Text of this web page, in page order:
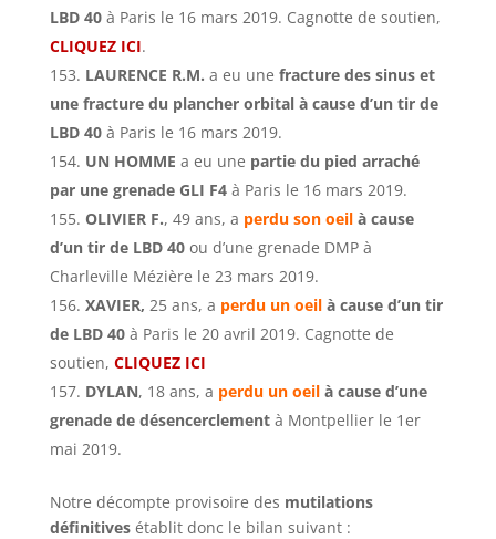
LBD 40à Paris le 16 mars 2019. Cagnotte de soutien,
CLIQUEZ ICI.
LAURENCE R.M. a eu une fracture des sinus et
une fracture du plancher orbital à cause d’un tir de
LBD 40à Paris le 16 mars 2019.
UN HOMME a eu une partie du pied arraché
par une grenade GLI F4à Paris le 16 mars 2019.
OLIVIER F., 49 ans, a perdu son oeil à cause
d’un tir de LBD 40ou d’une grenade DMP à
Charleville Mézière le 23 mars 2019.
XAVIER, 25 ans, a perdu un oeil à cause d’un tir
de LBD 40à Paris le 20 avril 2019. Cagnotte de
soutien, CLIQUEZ ICI
DYLAN, 18 ans, a perdu un oeilà cause d’une
grenade de désencerclementà Montpellier le 1er
mai 2019.
Notre décompte provisoire des mutilations
définitivesétablit donc le bilan suivant :